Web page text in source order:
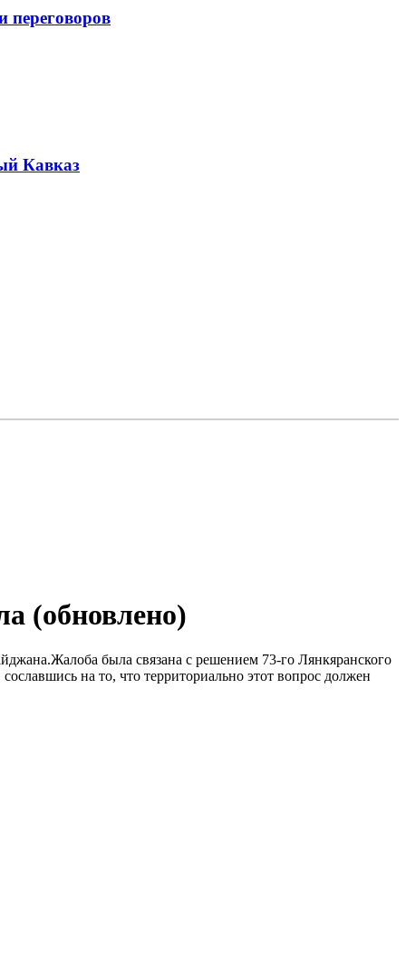
переговоров
Кавказ
(обновлено)
была связана с решением 73-го Лянкяранского
на то, что территориально этот вопрос должен